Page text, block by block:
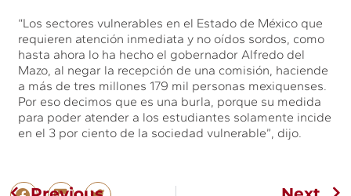
“Los sectores vulnerables en el Estado de México que
requieren atención inmediata y no oídos sordos, como
hasta ahora lo ha hecho el gobernador Alfredo del
Mazo, al negar la recepción de una comisión, haciende
a más de tres millones 179 mil personas mexiquenses.
Por eso decimos que es una burla, porque su medida
para poder atender a los estudiantes solamente incide
en el 3 por ciento de la sociedad vulnerable”, dijo.